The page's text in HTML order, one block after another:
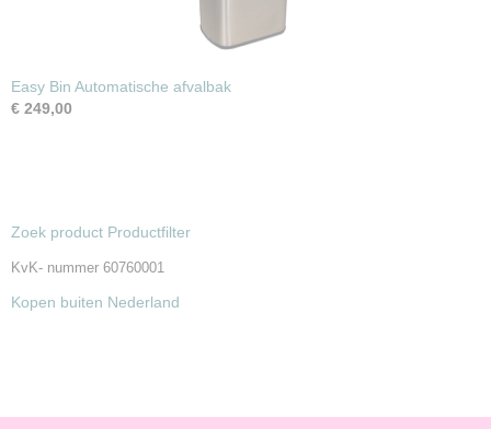
Easy Bin Automatische afvalbak
€ 249,00
Zoek product Productfilter
KvK- nummer 60760001
Kopen buiten Nederland